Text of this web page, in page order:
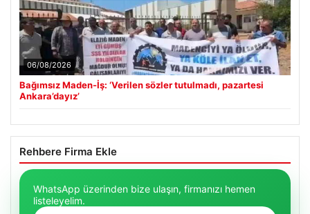
06/08/2026
Bağımsız Maden-İş: ‘Verilen sözler tutulmadı, pazartesi
Ankara’dayız’
Rehbere Firma Ekle
WhatsApp üzerinden bize ulaşın, firmanızı hemen
listeleyelim.